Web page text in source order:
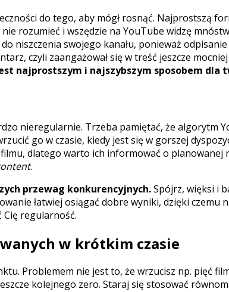
do tego, aby mógł rosnąć. Najprostszą
rozumieć i wszędzie na YouTube widzę
niszczenia swojego kanału, ponieważ
czyli zaangażował się w treść jeszcze
najprostszym i najszybszym sposobem dla
nieregularnie. Trzeba pamiętać, że algorytm
go w czasie, kiedy jest się w gorszej
dlatego warto ich informować o planowanej
.
przewag konkurencyjnych.Spójrz, więksi i
łatwiej osiągać dobre wyniki, dzięki
Cię regularność.
w krótkim czasie
Problemem nie jest to, że wrzucisz np. pięć
kolejnego zero. Staraj się stosować